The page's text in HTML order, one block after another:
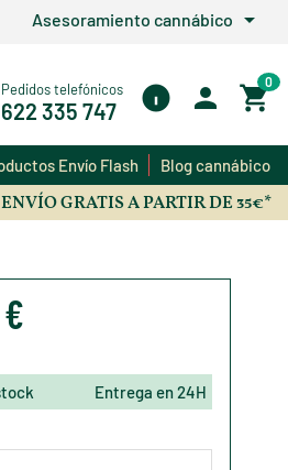
Asesoramiento cannábico arrow_drop_down
Pedidos telefónicos
622 335 747
0
Envío Flash Blog cannábico
ENVÍO GRATIS A PARTIR DE 35€*
Entrega en 24H